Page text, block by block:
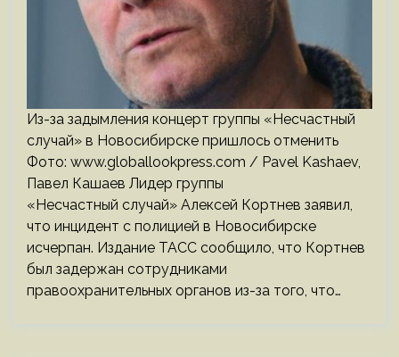
Из-за задымления концерт группы «Несчастный
случай» в Новосибирске пришлось отменить
Фото: www.globallookpress.com / Pavel Kashaev,
Павел Кашаев Лидер группы
«Несчастный случай» Алексей Кортнев заявил,
что инцидент с полицией в Новосибирске
исчерпан. Издание ТАСС сообщило, что Кортнев
был задержан сотрудниками
правоохранительных органов из-за того, что…